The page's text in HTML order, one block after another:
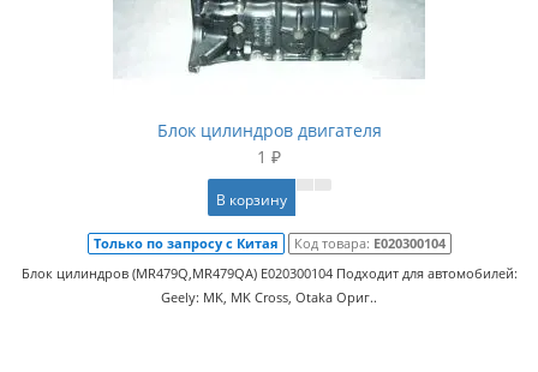
Блок цилиндров двигателя
1 ₽
В корзину
Только по запросу с Китая Код товара: E020300104
Блок цилиндров (MR479Q,MR479QA) E020300104 Подходит для автомобилей:
Geely: MK, MK Cross, Otaka Ориг..